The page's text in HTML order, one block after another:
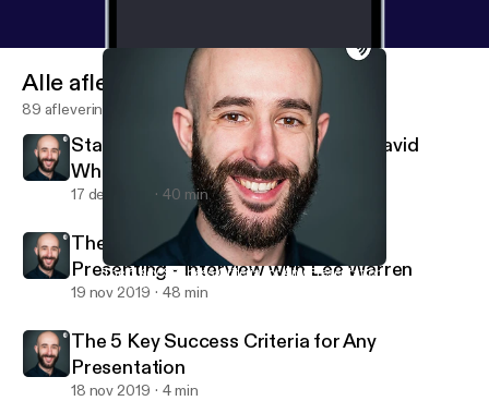
The 5 Key Success Criteria for Any Presentation
Andrea Pacini - Podcast
Alle afleveringen
89 afleveringen
Stand-up Comedy: Interview with David
Whitney
17 dec 2019 40 min
The Busy Person's Guide to Great
Presenting - Interview with Lee Warren
19 nov 2019 48 min
The 5 Key Success Criteria for Any
Presentation
18 nov 2019 4 min